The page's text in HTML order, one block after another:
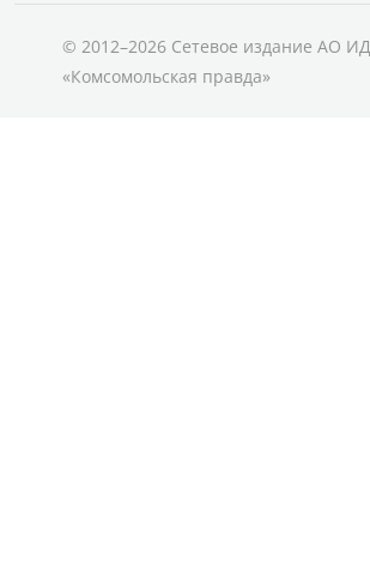
© 2012–2026 Сетевое издание АО ИД
«Комсомольская правда»